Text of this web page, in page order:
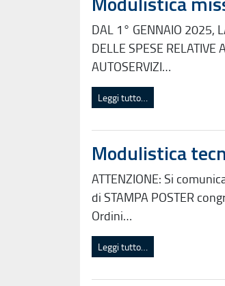
DAL 1° GENNAIO 2025,
DELLE SPESE RELATIVE
AUTOSERVIZI…
Leggi tutto…
Modulistica
ATTENZIONE: Si
di STAMPA POSTER
Ordini…
Leggi tutto…